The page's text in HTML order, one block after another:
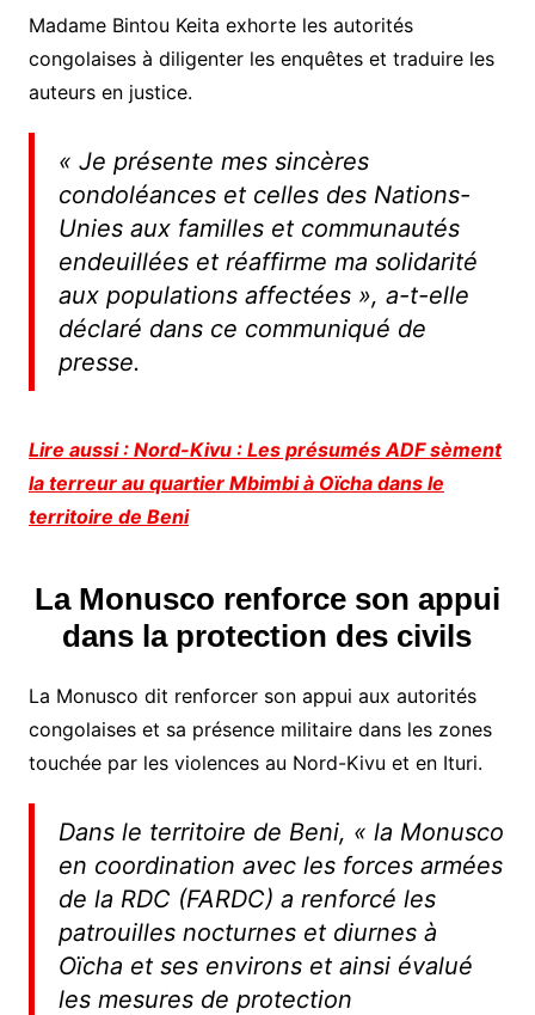
Madame Bintou Keita exhorte les autorités
congolaises à diligenter les enquêtes et traduire les
auteurs en justice.
« Je présente mes sincères
condoléances et celles des Nations-
Unies aux familles et communautés
endeuillées et réaffirme ma solidarité
aux populations affectées», a-t-elle
déclaré dans ce communiqué de
presse.
Lire aussi : Nord-Kivu : Les présumés ADF sèment
la terreur au quartier Mbimbi à Oïcha dans le
territoire de Beni
La Monusco renforce son appui
dans la protection des civils
La Monusco dit renforcer son appui aux autorités
congolaises et sa présence militaire dans les zones
touchée par les violences au Nord-Kivu et en Ituri.
Dans le territoire de Beni, « la Monusco
en coordination avec les forces armées
de la RDC (FARDC) a renforcé les
patrouilles nocturnes et diurnes à
Oïcha et ses environs et ainsi évalué
les mesures de protection